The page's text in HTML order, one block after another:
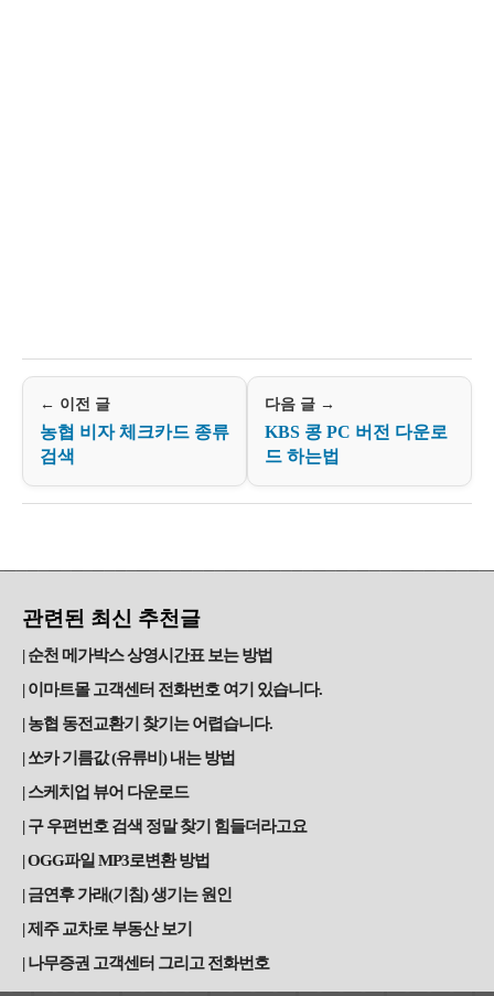
← 이전 글
농협 비자 체크카드 종류
검색
다음 글 →
KBS 콩 PC 버전 다운로
드 하는법
관련된 최신 추천글
순천 메가박스 상영시간표 보는 방법
이마트몰 고객센터 전화번호 여기 있습니다.
농협 동전교환기 찾기는 어렵습니다.
쏘카 기름값 (유류비) 내는 방법
스케치업 뷰어 다운로드
구 우편번호 검색 정말 찾기 힘들더라고요
OGG파일 MP3로변환 방법
금연후 가래(기침) 생기는 원인
제주 교차로 부동산 보기
나무증권 고객센터 그리고 전화번호